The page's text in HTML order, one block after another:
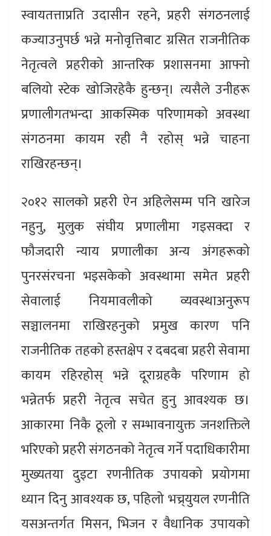
स्वायतत्ताप्रति उदासीन रहने, प्रहरी संगठनलाई
कज्याउनुपर्छ भन्ने मनोवृत्तिबाट ग्रसित राजनीतिक
नेतृत्वले प्रहरीको आन्तरिक प्रशासनमा आफ्नो
बलियो स्टेक खोजिरहेकै हुन्छन्। त्यसैले उनीहरू
प्रणालीगतभन्दा आकस्मिक परिणामको अवस्था
संगठनमा कायम रही नै रहोस् भन्ने चाहना
राखिरहन्छन्।
२०१२ सालको प्रहरी ऐन अहिलेसम्म पनि खारेज
नहुनु, मुलुक संघीय प्रणालीमा गइसक्दा र
फौजदारी न्याय प्रणालीका अन्य अंगहरूको
पुनरसंरचना भइसकेको अवस्थामा समेत प्रहरी
सेवालाई नियमावलीको व्यवस्थाअनुरूप
सञ्चालनमा राखिरहनुको प्रमुख कारण पनि
राजनीतिक तहको हस्तक्षेप र दबदबा प्रहरी सेवामा
कायम रहिरहोस् भन्ने दूराग्रहकै परिणाम हो
भन्नेतर्फ प्रहरी नेतृत्व सचेत हुनु आवश्यक छ।
आकारमा निकै ठूलो र सम्भावनायुक्त जनशक्तिले
भरिएको प्रहरी संगठनको नेतृत्व गर्ने पदाधिकारीमा
मुख्यतया दुइटा रणनीतिक उपायको प्रयोगमा
ध्यान दिनु आवश्यक छ, पहिलो भच्र्युयल रणनीति
यसअन्तर्गत मिसन, भिजन र वैधानिक उपायको